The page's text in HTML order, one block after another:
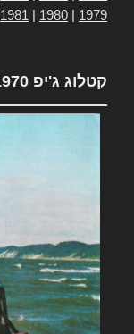
1979
1980
1981
קטלוג ג'יפ 1970